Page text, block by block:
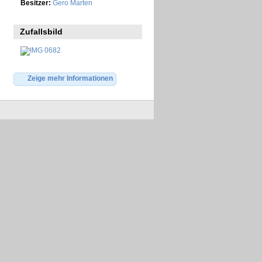
Besitzer: Gero Marten
Zufallsbild
Zeige mehr Informationen